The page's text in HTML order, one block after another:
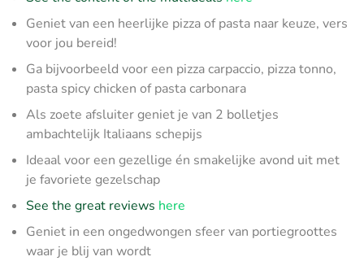
Geniet van een heerlijke pizza of pasta naar keuze, vers
voor jou bereid!
Ga bijvoorbeeld voor een pizza carpaccio, pizza tonno,
pasta spicy chicken of pasta carbonara
Als zoete afsluiter geniet je van 2 bolletjes
ambachtelijk Italiaans schepijs
Ideaal voor een gezellige én smakelijke avond uit met
je favoriete gezelschap
See the great reviews here
Geniet in een ongedwongen sfeer van portiegroottes
waar je blij van wordt